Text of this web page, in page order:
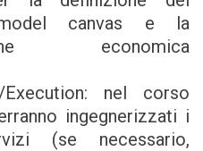
canvas e la
economica
Execution: nel corso
ingegnerizzati i
(se necessario,